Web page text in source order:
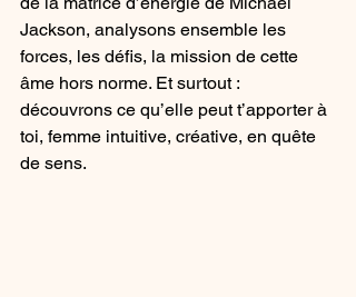
Jackson, analysons ensemble les
forces, les défis, la mission de cette
âme hors norme. Et surtout :
découvrons ce qu’elle peut t’apporter à
toi, femme intuitive, créative, en quête
de sens.